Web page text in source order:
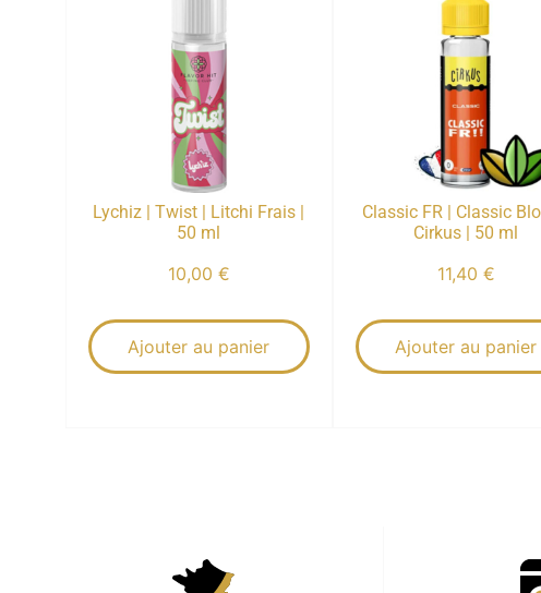
Lychiz | Twist | Litchi Frais |
50 ml
10,00 €
Ajouter au panier
Classic FR | Classic
Cirkus | 50 ml
11,40 €
Ajouter au panier